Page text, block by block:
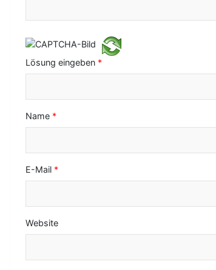
Lösung eingeben *
Name *
E-Mail *
Website